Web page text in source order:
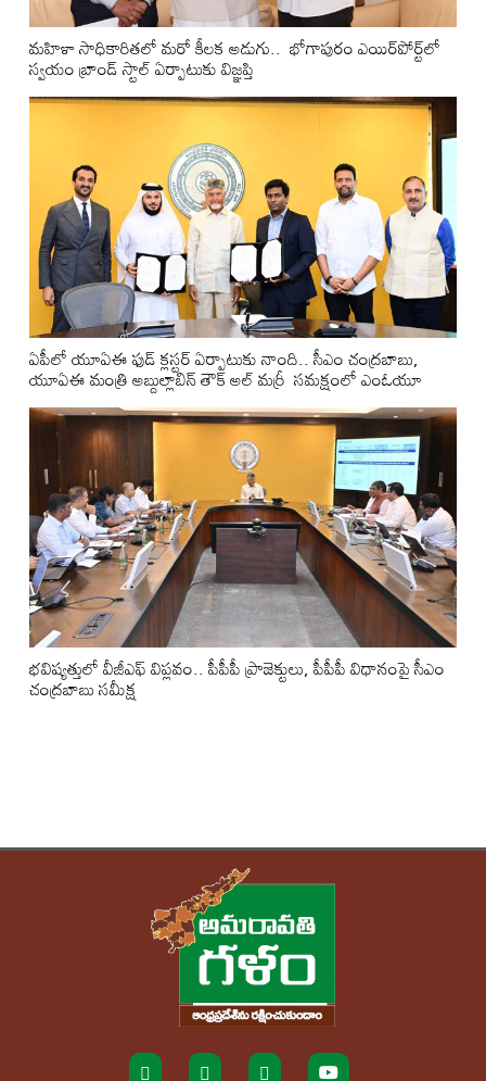
మ‌హిళా సాధికారిత‌లో మ‌రో కీల‌క అడుగు.. భోగాపురం ఎయిర్‌పోర్ట్‌లో
స్వ‌యం బ్రాండ్ స్టాల్ ఏర్పాటుకు విజ్ఞ‌ప్తి
ఏపీలో యూఏఈ ఫుడ్ క్లస్టర్ ఏర్పాటుకు నాంది.. సీఎం చంద్రబాబు,
యూఏఈ మంత్రి అబ్దుల్లాబిన్ తౌక్ అల్ మర్రీ సమక్షంలో ఎంఓయూ
భవిష్యత్తులో వీజీఎఫ్ విప్లవం.. పీపీపీ ప్రాజెక్టులు, పీపీపీ విధానంపై సీఎం
చంద్రబాబు సమీక్ష